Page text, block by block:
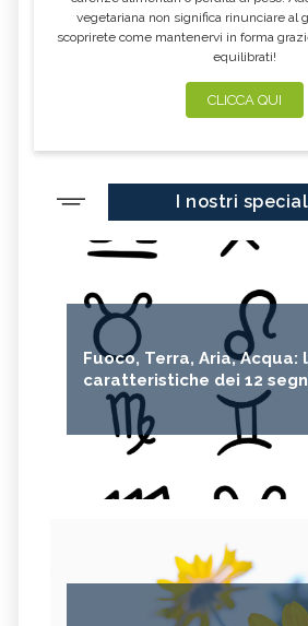
vegetariana non significa rinunciare al
scoprirete come mantenervi in forma
equilibrati!
CLICCA QUI
I nostri
Fuoco, Terra, Aria, Acqua:
caratteristiche dei 12